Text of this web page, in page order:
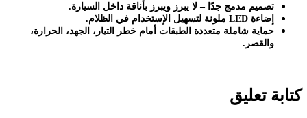
تصميم مدمج جدًا – لا يبرز ويبرز بأناقة داخل السيارة.
إضاءة
ملونة لتسهيل الإستخدام في الظلام.
حماية شاملة متعددة الطبقات أمام خطر التيار، الجهد، الحرارة،
والقصر .
كتابة تعليق